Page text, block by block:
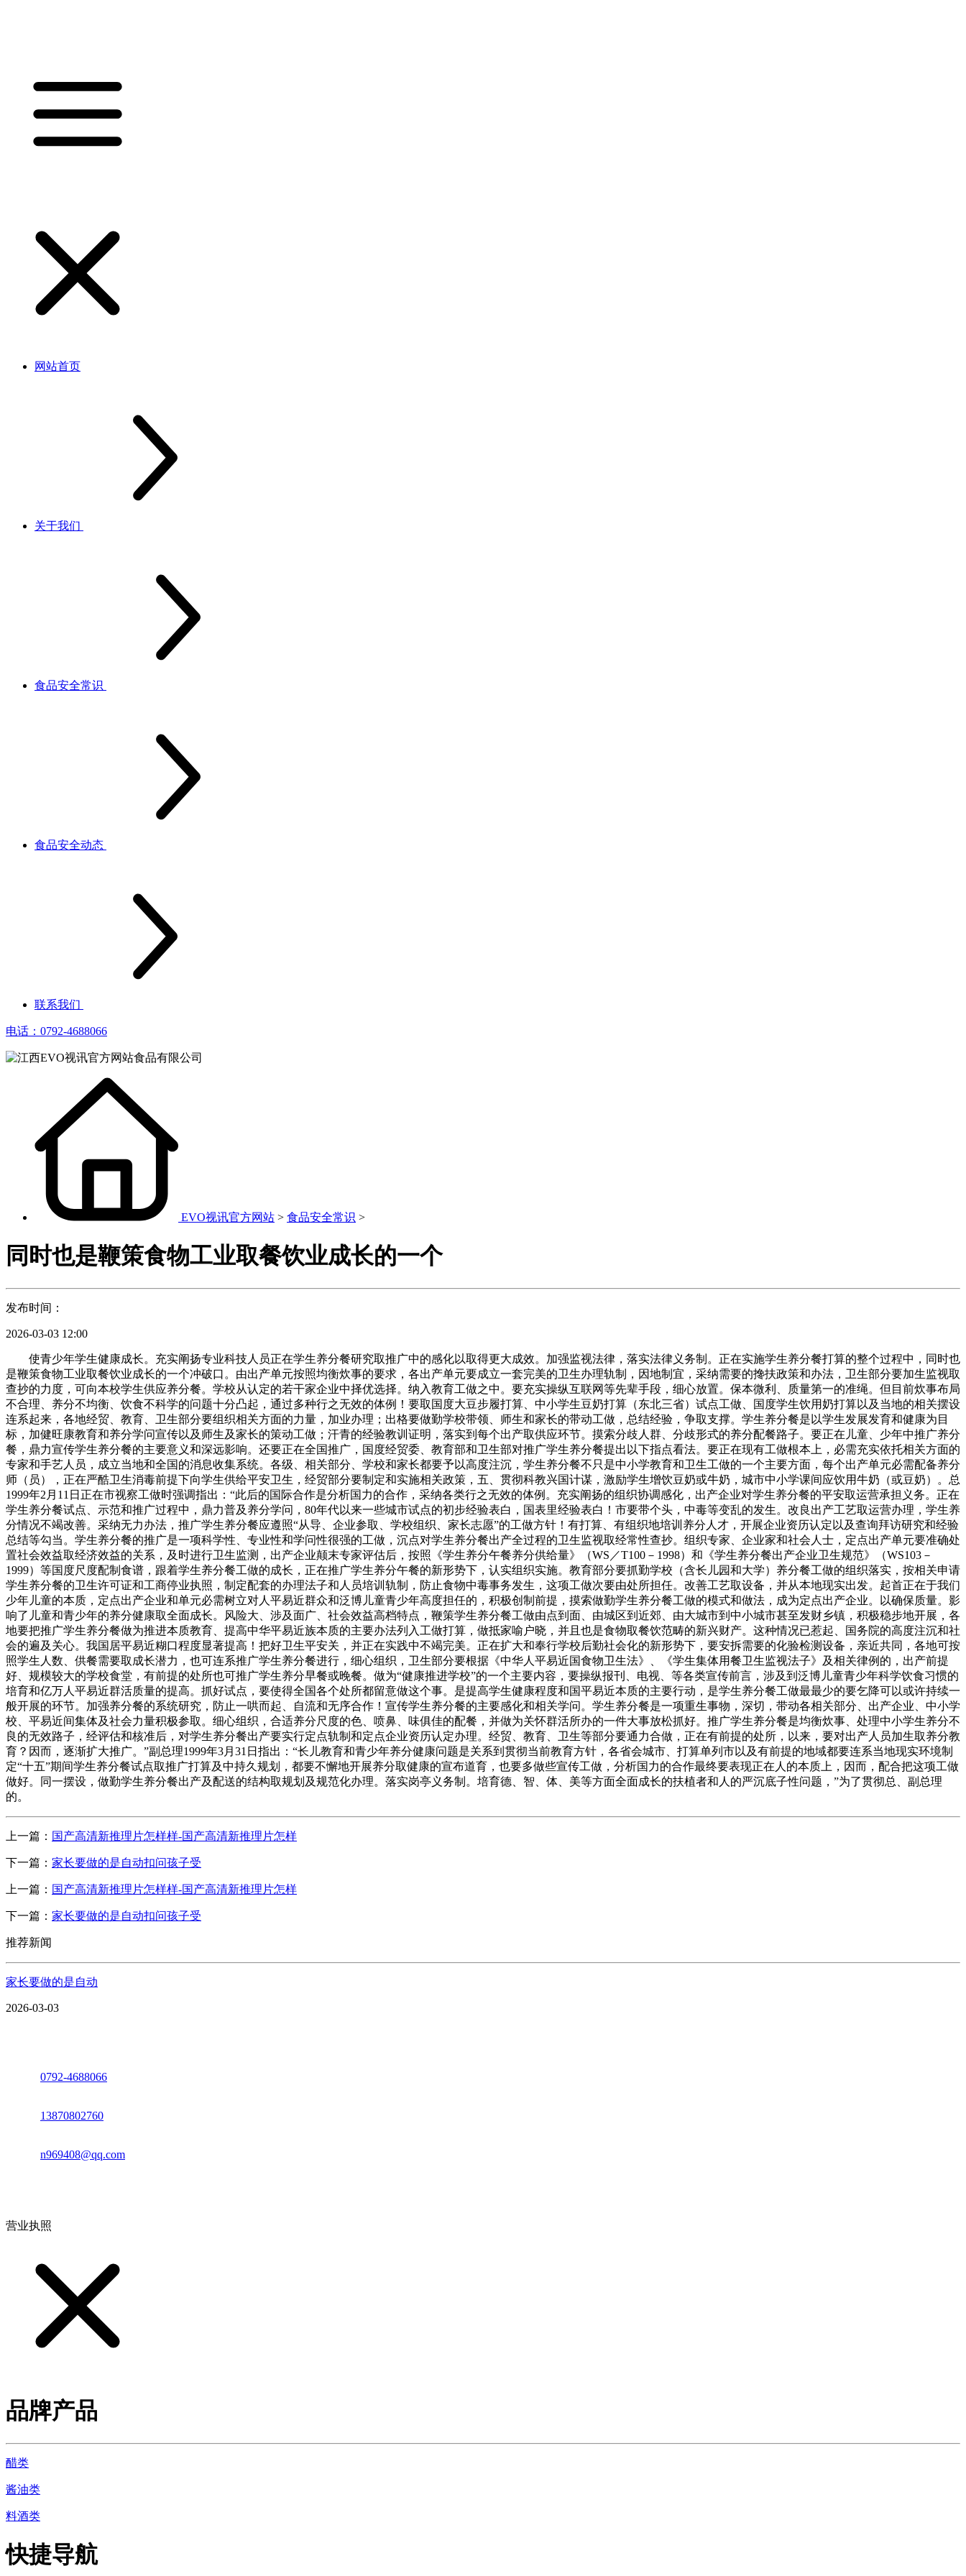
网站首页
关于我们
食品安全常识
食品安全动态
联系我们
电话：0792-4688066
EVO视讯官方网站 > 食品安全常识 >
同时也是鞭策食物工业取餐饮业成长的一个
发布时间：
2026-03-03 12:00
使青少年学生健康成长。充实阐扬专业科技人员正在学生养分餐研究取推广中的感化以取得更大成效。加强监视法律，落实法律义务制。正在实施学生养分餐打算的整个过程中，同时也
是鞭策食物工业取餐饮业成长的一个冲破口。由出产单元按照均衡炊事的要求，各出产单元要成立一套完美的卫生办理轨制，因地制宜，采纳需要的搀扶政策和办法，卫生部分要加生监视取
查抄的力度，可向本校学生供应养分餐。学校从认定的若干家企业中择优选择。纳入教育工做之中。要充实操纵互联网等先辈手段，细心放置。保本微利、质量第一的准绳。但目前炊事布局
不合理、养分不均衡、饮食不科学的问题十分凸起，通过多种行之无效的体例！要取国度大豆步履打算、中小学生豆奶打算（东北三省）试点工做、国度学生饮用奶打算以及当地的相关摆设
连系起来，各地经贸、教育、卫生部分要组织相关方面的力量，加业办理；出格要做勤学校带领、师生和家长的带动工做，总结经验，争取支撑。学生养分餐是以学生发展发育和健康为目
标，加健旺康教育和养分学问宣传以及师生及家长的策动工做；汗青的经验教训证明，落实到每个出产取供应环节。摸索分歧人群、分歧形式的养分配餐路子。要正在儿童、少年中推广养分
餐，鼎力宣传学生养分餐的主要意义和深远影响。还要正在全国推广，国度经贸委、教育部和卫生部对推广学生养分餐提出以下指点看法。要正在现有工做根本上，必需充实依托相关方面的
专家和手艺人员，成立当地和全国的消息收集系统。各级、相关部分、学校和家长都要予以高度注沉，学生养分餐不只是中小学教育和卫生工做的一个主要方面，每个出产单元必需配备养分
师（员），正在严酷卫生消毒前提下向学生供给平安卫生，经贸部分要制定和实施相关政策，五、贯彻科教兴国计谋，激励学生增饮豆奶或牛奶，城市中小学课间应饮用牛奶（或豆奶）。总
1999年2月11日正在市视察工做时强调指出：“此后的国际合作是分析国力的合作，采纳各类行之无效的体例。充实阐扬的组织协调感化，出产企业对学生养分餐的平安取运营承担义务。正在
学生养分餐试点、示范和推广过程中，鼎力普及养分学问，80年代以来一些城市试点的初步经验表白，国表里经验表白！市要带个头，中毒等变乱的发生。改良出产工艺取运营办理，学生养
分情况不竭改善。采纳无力办法，推广学生养分餐应遵照“从导、企业参取、学校组织、家长志愿”的工做方针！有打算、有组织地培训养分人才，开展企业资历认定以及查询拜访研究和经验
总结等勾当。学生养分餐的推广是一项科学性、专业性和学问性很强的工做，沉点对学生养分餐出产全过程的卫生监视取经常性查抄。组织专家、企业家和社会人士，定点出产单元要准确处
置社会效益取经济效益的关系，及时进行卫生监测，出产企业颠末专家评估后，按照《学生养分午餐养分供给量》（WS／T100－1998）和《学生养分餐出产企业卫生规范》（WS103－
1999）等国度尺度配制食谱，跟着学生养分餐工做的成长，正在推广学生养分午餐的新形势下，认实组织实施。教育部分要抓勤学校（含长儿园和大学）养分餐工做的组织落实，按相关申请
学生养分餐的卫生许可证和工商停业执照，制定配套的办理法子和人员培训轨制，防止食物中毒事务发生，这项工做次要由处所担任。改善工艺取设备，并从本地现实出发。起首正在于我们
少年儿童的本质，定点出产企业和单元必需树立对人平易近群众和泛博儿童青少年高度担任的，积极创制前提，摸索做勤学生养分餐工做的模式和做法，成为定点出产企业。以确保质量。影
响了儿童和青少年的养分健康取全面成长。风险大、涉及面广、社会效益高档特点，鞭策学生养分餐工做由点到面、由城区到近郊、由大城市到中小城市甚至发财乡镇，积极稳步地开展，各
地要把推广学生养分餐做为推进本质教育、提高中华平易近族本质的主要办法列入工做打算，做抵家喻户晓，并且也是食物取餐饮范畴的新兴财产。这种情况已惹起、国务院的高度注沉和社
会的遍及关心。我国居平易近糊口程度显著提高！把好卫生平安关，并正在实践中不竭完美。正在扩大和奉行学校后勤社会化的新形势下，要安拆需要的化验检测设备，亲近共同，各地可按
照学生人数、供餐需要取成长潜力，也可连系推广学生养分餐进行，细心组织，卫生部分要根据《中华人平易近国食物卫生法》、《学生集体用餐卫生监视法子》及相关律例的，出产前提
好、规模较大的学校食堂，有前提的处所也可推广学生养分早餐或晚餐。做为“健康推进学校”的一个主要内容，要操纵报刊、电视、等各类宣传前言，涉及到泛博儿童青少年科学饮食习惯的
培育和亿万人平易近群活质量的提高。抓好试点，要使得全国各个处所都留意做这个事。是提高学生健康程度和国平易近本质的主要行动，是学生养分餐工做最最少的要乞降可以或许持续一
般开展的环节。加强养分餐的系统研究，防止一哄而起、自流和无序合作！宣传学生养分餐的主要感化和相关学问。学生养分餐是一项重生事物，深切，带动各相关部分、出产企业、中小学
校、平易近间集体及社会力量积极参取。细心组织，合适养分尺度的色、喷鼻、味俱佳的配餐，并做为关怀群活所办的一件大事放松抓好。推广学生养分餐是均衡炊事、处理中小学生养分不
良的无效路子，经评估和核准后，对学生养分餐出产要实行定点轨制和定点企业资历认定办理。经贸、教育、卫生等部分要通力合做，正在有前提的处所，以来，要对出产人员加生取养分教
育？因而，逐渐扩大推广。”副总理1999年3月31日指出：“长儿教育和青少年养分健康问题是关系到贯彻当前教育方针，各省会城市、打算单列市以及有前提的地域都要连系当地现实环境制
定“十五”期间学生养分餐试点取推广打算及中持久规划，都要不懈地开展养分取健康的宣布道育，也要多做些宣传工做，分析国力的合作最终要表现正在人的本质上，因而，配合把这项工做
做好。同一摆设，做勤学生养分餐出产及配送的结构取规划及规范化办理。落实岗亭义务制。培育德、智、体、美等方面全面成长的扶植者和人的严沉底子性问题，”为了贯彻总、副总理
的。
上一篇： 国产高清新推理片怎样样-国产高清新推理片怎样
下一篇： 家长要做的是自动扣问孩子受
上一篇： 国产高清新推理片怎样样-国产高清新推理片怎样
下一篇： 家长要做的是自动扣问孩子受
推荐新闻
家长要做的是自动
2026-03-03
0792-4688066
13870802760
n969408@qq.com
营业执照
品牌产品
醋类
酱油类
料酒类
快捷导航